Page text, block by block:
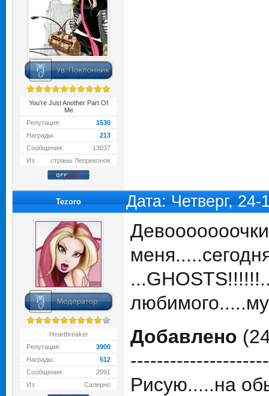
You're Just Another Part Of
Me
Репутация:
1530
Награды:
213
Сообщения:
13037
Из:
страны Лепреконов
Tezoro Дата: Четверг,
Heartbreaker
Репутация:
3900
Награды:
512
Сообщения:
2991
Из:
Салерно
Добавлено
Рисую.....на